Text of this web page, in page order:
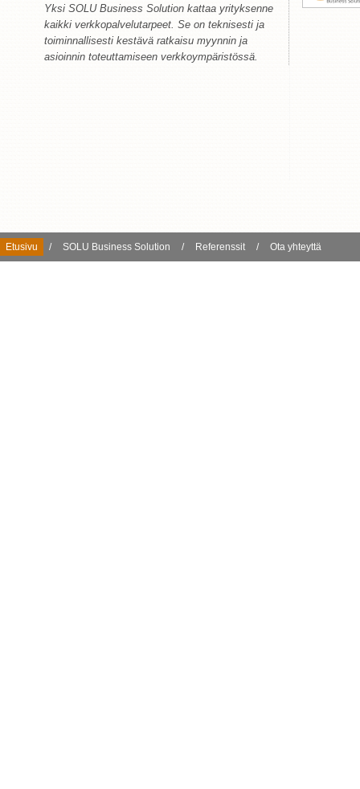
Yksi SOLU Business Solution kattaa yrityksenne
kaikki verkkopalvelutarpeet. Se on teknisesti ja
toiminnallisesti kestävä ratkaisu myynnin ja
asioinnin toteuttamiseen verkkoympäristössä.
Etusivu / SOLU Business Solution / Referenssit / Ota yhteyttä